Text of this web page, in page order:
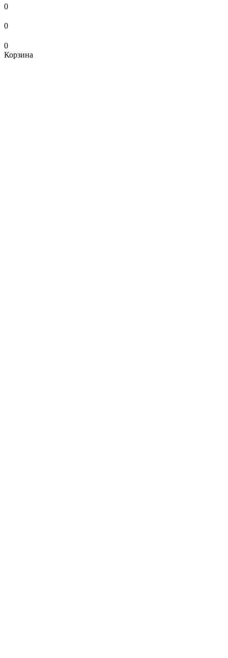
0
0
0
Корзина